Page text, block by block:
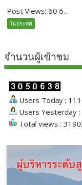
Post Views: 60 6...
ในประทศ
จำนวนผู้เข้าชม
Users Today :
Users Yesterday :
Total views :